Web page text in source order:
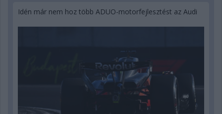
Idén már nem hoz több ADUO-motorfejlesztést az Audi